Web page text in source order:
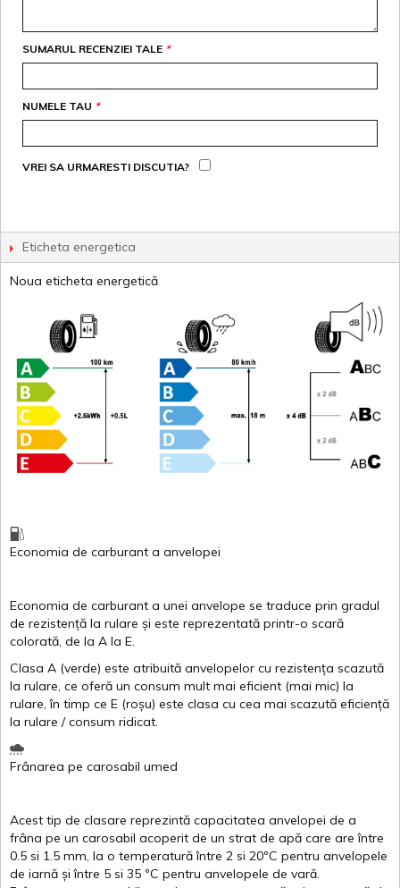
*
SUMARUL RECENZIEI TALE
*
NUMELE TAU
VREI SA URMARESTI DISCUTIA?
Eticheta energetica
Noua eticheta energetică
Economia de carburant a anvelopei
Economia de carburant a unei anvelope se traduce prin gradul
de rezistență la rulare și este reprezentată printr-o scară
colorată, de la A la E.
Clasa A (verde) este atribuită anvelopelor cu rezistența scazută
la rulare, ce oferă un consum mult mai eficient (mai mic) la
rulare,în timp ce E (roșu) este clasa cu cea mai scazută eficiență
la rulare /consum ridicat.
Frânarea pe carosabil umed
Acest tip de clasare reprezintă capacitatea anvelopei de a
frâna pe un carosabil acoperit de un strat de apă care areîntre
0.5 si 1.5 mm, la o temperatură între 2 si 20ºC pentru anvelopele
de iarnă și între 5 si 35 ºC pentru anvelopele de vară.